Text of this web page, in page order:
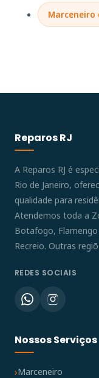
Marceneiro
Reparos RJ
A Reparos RJ é
Rio de Janeiro,
qualidade para
Atendemos toda a
Botafogo,
Recreio. Outras
REDES SOCIAIS
Nossos Serviços
Marceneiro